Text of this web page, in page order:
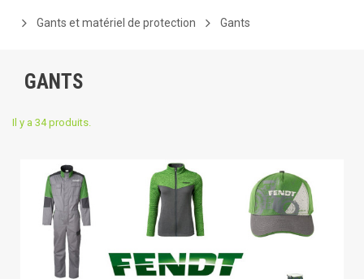
Gants et matériel de protection Gants
GANTS
Il y a 34 produits.